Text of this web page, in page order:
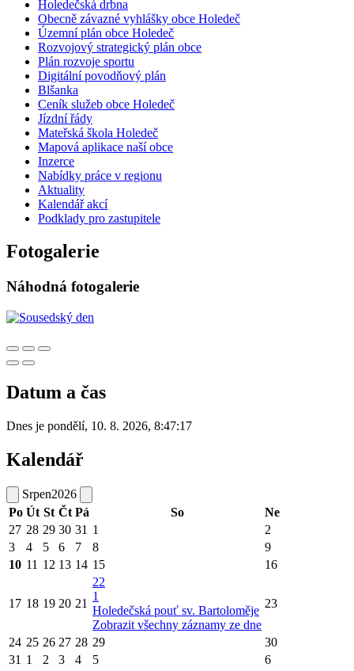
Holedečská drbna
Obecně závazné vyhlášky obce Holedeč
Územní plán obce Holedeč
Rozvojový strategický plán obce
Plán rozvoje sportu
Digitální povodňový plán
Blšanka
Ceník služeb obce Holedeč
Jízdní řády
Mateřská škola Holedeč
Mapová aplikace naší obce
Inzerce
Nabídky práce v regionu
Aktuality
Kalendář akcí
Podklady pro zastupitele
Fotogalerie
Náhodná fotogalerie
Datum a čas
Dnes je pondělí, 10. 8. 2026, 8:47:17
Kalendář
Srpen2026
Po Út St Čt Pá So
Ne
27 28 29 30 31 1
2
3
4 5 6 7 8
9
10 11 12 13 14 15 16
17 18 19 20 21
22
1
Holedečská pouť sv. Bartoloměje
Zobrazit všechny záznamy ze dne
23
24 25 26 27 28 29
30
31 1 2 3 4 5 6